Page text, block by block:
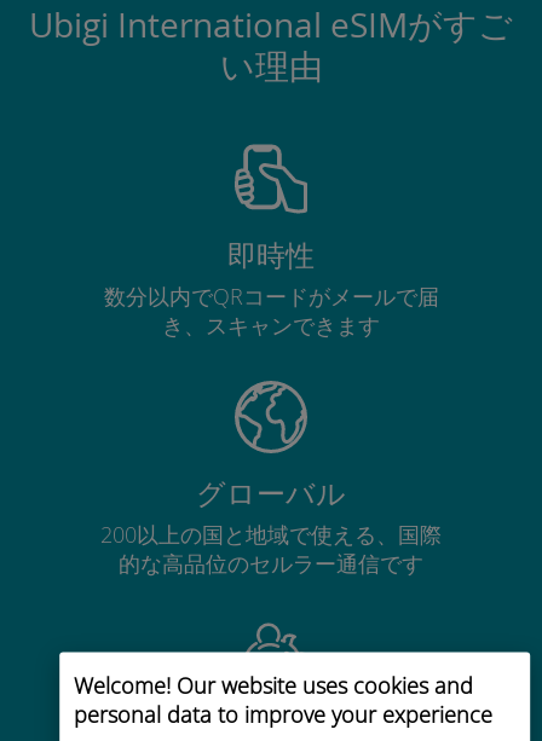
Welcome! Our website uses cookies and
personal data to improve your experience
Ubigi International eSIMがすご
い理由
即時性
数分以内でQRコードがメールで届
き、スキャンできます
グローバル
200以上の国と地域で使える、国際
的な高品位のセルラー通信です
コストパフォーマンス